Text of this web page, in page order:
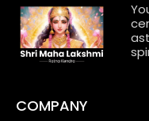
COMPANY